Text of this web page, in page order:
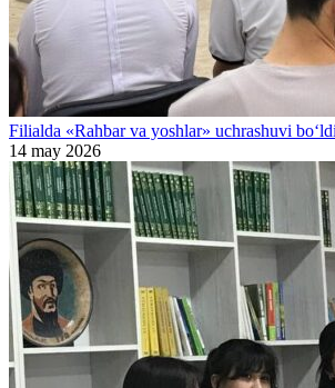
Filialda «Rahbar va yoshlar» uchrashuvi
14 may 2026